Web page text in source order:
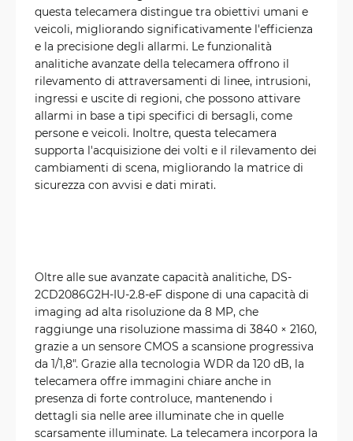
questa telecamera distingue tra obiettivi umani e
veicoli, migliorando significativamente l'efficienza
e la precisione degli allarmi. Le funzionalità
analitiche avanzate della telecamera offrono il
rilevamento di attraversamenti di linee, intrusioni,
ingressi e uscite di regioni, che possono attivare
allarmi in base a tipi specifici di bersagli, come
persone e veicoli. Inoltre, questa telecamera
supporta l'acquisizione dei volti e il rilevamento dei
cambiamenti di scena, migliorando la matrice di
sicurezza con avvisi e dati mirati.
Oltre alle sue avanzate capacità analitiche, DS-
2CD2086G2H-IU-2.8-eF dispone di una capacità di
imaging ad alta risoluzione da 8 MP, che
raggiunge una risoluzione massima di 3840 × 2160,
grazie a un sensore CMOS a scansione progressiva
da 1/1,8". Grazie alla tecnologia WDR da 120 dB, la
telecamera offre immagini chiare anche in
presenza di forte controluce, mantenendo i
dettagli sia nelle aree illuminate che in quelle
scarsamente illuminate. La telecamera incorpora la